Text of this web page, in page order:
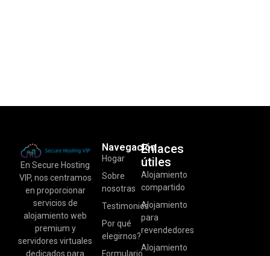
En Secure Hosting
VIP, nos centramos
en proporcionar
servicios de
alojamiento web
premium y
servidores virtuales
dedicados para
Navegación
Hogar
Sobre
nosotras
Testimonios
Por qué
elegirnos?
Formulario
Enlaces
útiles
Alojamiento
compartido
Alojamiento
para
revendedores
Alojamiento